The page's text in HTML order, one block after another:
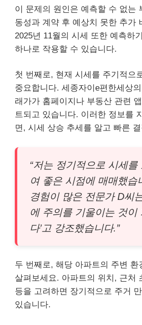
이 문제의 원인은 예측할 수 없는
동성과 계약 후 예상치 못한 추가
2025년 11월의 시세 또한 예측하
하나로 작용할 수 있습니다.
첫 번째로, 현재 시세를 주기적으
중요합니다. 세종자이e편한세상
래가가 홈페이지나 부동산 관련
트되고 있습니다. 이러한 정보를
면, 시세 상승 추세를 알고 빠른
“저는 정기적으로 시세를
여 좋은 시점에 매매했습
경험이 많은 전문가 D씨
에 주의를 기울이는 것이
다’고 강조했습니다.”
두 번째로, 해당 아파트의 주변 환
살펴보세요. 아파트의 위치, 근처
등을 고려하면 장기적으로 주거
있습니다.